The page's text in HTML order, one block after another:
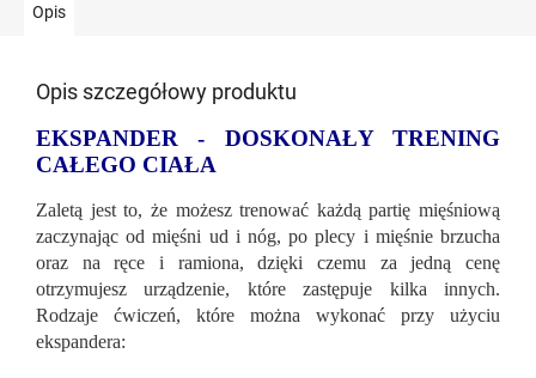
Opis
Opis szczegółowy produktu
EKSPANDER - DOSKONAŁY TRENING
CAŁEGO CIAŁA
Zaletą jest to, że możesz trenować każdą partię mięśniową
zaczynając od mięśni ud i nóg, po plecy i mięśnie brzucha
oraz na ręce i ramiona, dzięki czemu za jedną cenę
otrzymujesz urządzenie, które zastępuje kilka innych.
Rodzaje ćwiczeń, które można wykonać przy użyciu
ekspandera: